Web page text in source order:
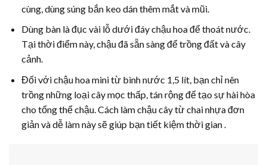
cùng, dùng súng bắn keo dán thêm mắt và mũi.
Dùng bàn là đục vài lỗ dưới đáy chậu hoa để thoát nước.
Tại thời điểm này, chậu đã sẵn sàng để trồng đất và cây
cảnh.
Đối với chậu hoa mini từ bình nước 1,5 lít, bạn chỉ nên
trồng những loại cây mọc thấp, tán rộng để tạo sự hài hòa
cho tổng thể chậu. Cách làm chậu cây từ chai nhựa đơn
giản và dễ làm này sẽ giúp bạn tiết kiệm thời gian .